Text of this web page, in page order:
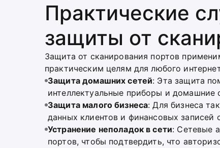
Практические
защиты от
Защита от сканирования портов
практическим целям для любого
Защита домашних сетей: Эта защита
интеллектуальные приборы и
Защита малого бизнеса: Для бизнеса
данных клиентов и финансовых записей
Устранение неполадок в сети: Сетевые
портов, чтобы подтвердить, что